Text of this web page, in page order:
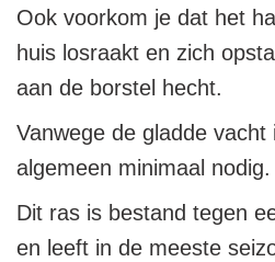
Ook voorkom je dat het
huis losraakt en zich
aan de borstel hecht.
Vanwege de gladde
algemeen minimaal nodig.
Dit ras is bestand tegen
en leeft in de meeste